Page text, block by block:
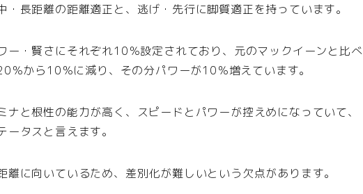
・長距離の距離適正と、逃げ・先行に脚質適正を持っています。
ー・賢さにそれぞれ10％設定されており、元のマックイーンと比べ
％から10％に減り、その分パワーが10％増えています。
ナと根性の能力が高く、スピードとパワーが控えめになっていて、
タスと言えます。
離に向いているため、差別化が難しいという欠点があります。